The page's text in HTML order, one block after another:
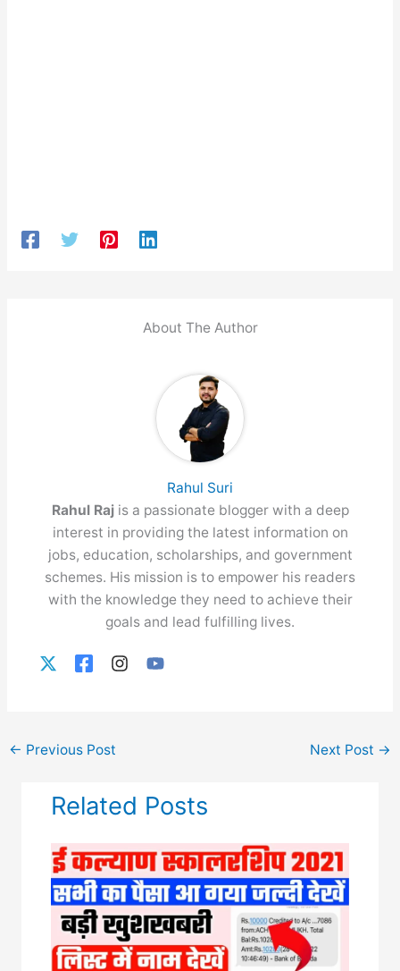
About The Author
Rahul Suri
Rahul Raj is a passionate blogger with a deep
interest in providing the latest information on
jobs, education, scholarships, and government
schemes. His mission is to empower his readers
with the knowledge they need to achieve their
goals and lead fulfilling lives.
← Previous Post Next Post →
Related Posts